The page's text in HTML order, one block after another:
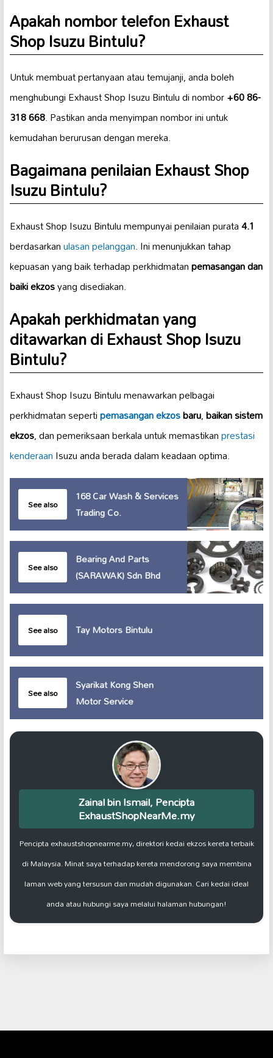
Apakah nombor telefon Exhaust
Shop Isuzu Bintulu?
Untuk membuat pertanyaan atau temujanji, anda boleh
menghubungi Exhaust Shop Isuzu Bintulu di nombor+60 86-
318 668. Pastikan anda menyimpan nombor ini untuk
kemudahan berurusan dengan mereka.
Bagaimana penilaian Exhaust Shop
Isuzu Bintulu?
Exhaust Shop Isuzu Bintulu mempunyai penilaian purata4.1
berdasarkanulasan pelanggan. Ini menunjukkan tahap
kepuasan yang baik terhadap perkhidmatanpemasangan dan
baiki ekzosyang disediakan.
Apakah perkhidmatan yang
ditawarkan di Exhaust Shop Isuzu
Bintulu?
Exhaust Shop Isuzu Bintulu menawarkan pelbagai
perkhidmatan sepertipemasangan ekzosbaru,baikan sistem
ekzos, dan pemeriksaan berkala untuk memastikanprestasi
kenderaanIsuzu anda berada dalam keadaan optima.
See also
168 Car Wash & Services
Trading Co.
See also
Bearing And Parts
(SARAWAK) Sdn Bhd
See also Tay Motors Bintulu
See also
Syarikat Kong Shen
Motor Service
Zainal bin Ismail, Pencipta
ExhaustShopNearMe.my
Pencipta exhaustshopnearme.my, direktori kedai ekzos kereta terbaik
di Malaysia. Minat saya terhadap kereta mendorong saya membina
laman web yang tersusun dan mudah digunakan. Cari kedai ideal
anda atau hubungi saya melalui halaman hubungan!